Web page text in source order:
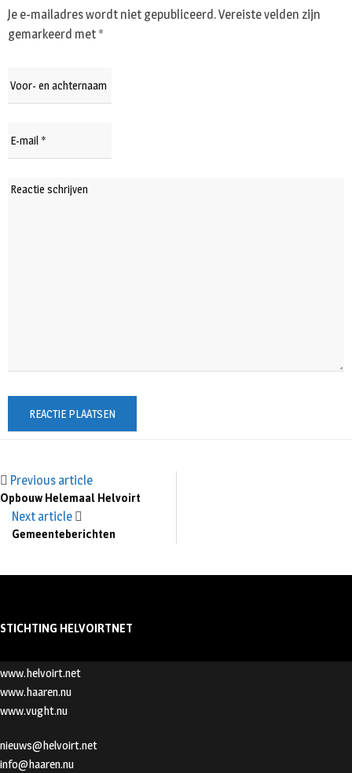
Previous article
Opbouw Helemaal Helvoirt
Next article
Gemeenteberichten
Je e-mailadres wordt niet gepubliceerd.Vereiste velden zijn
gemarkeerd met *
STICHTING HELVOIRTNET
www.helvoirt.net
www.haaren.nu
www.vught.nu
nieuws@helvoirt.net
info@haaren.nu